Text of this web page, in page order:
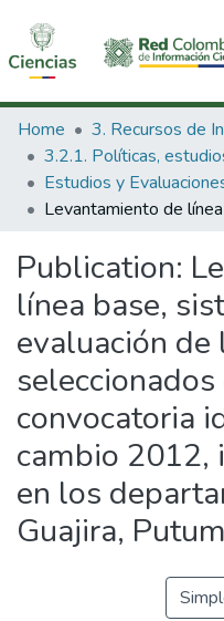
Communities & Collections
All of DSpace
Statistics
Home
Publication:
línea base,
evaluación
convocatoria
cambio 2012,
en los
Guajira,